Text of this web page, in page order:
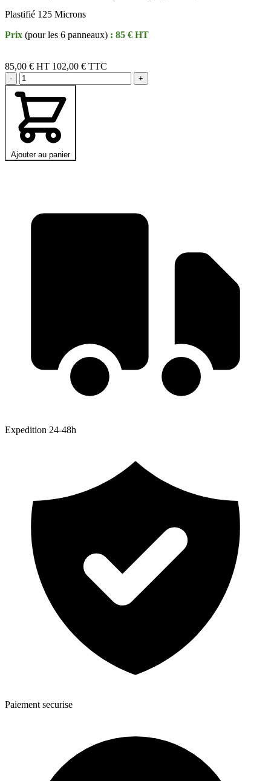
Plastifié 125 Microns
Prix (pour les 6 panneaux) : 85 € HT
85,00 € HT 102,00 € TTC
- +
Ajouter au panier
Expedition 24-48h
Paiement securise